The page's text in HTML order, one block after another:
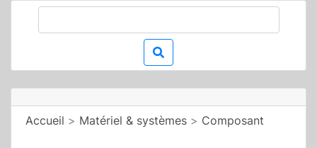
Accueil > Matériel & systèmes > Composant